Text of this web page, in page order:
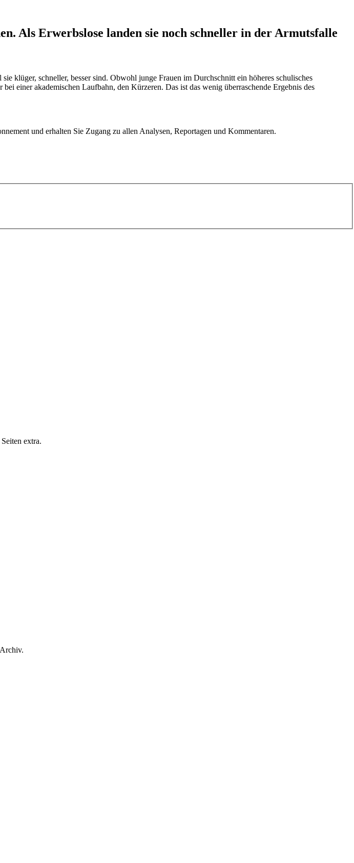
Als Erwerbslose landen sie noch schneller in der Armutsfalle
klüger, schneller, besser sind. Obwohl junge Frauen im Durchschnitt ein höheres schulisches
einer akademischen Laufbahn, den Kürzeren. Das ist das wenig überraschende Ergebnis des
und erhalten Sie Zugang zu allen Analysen, Reportagen und Kommentaren.
extra.